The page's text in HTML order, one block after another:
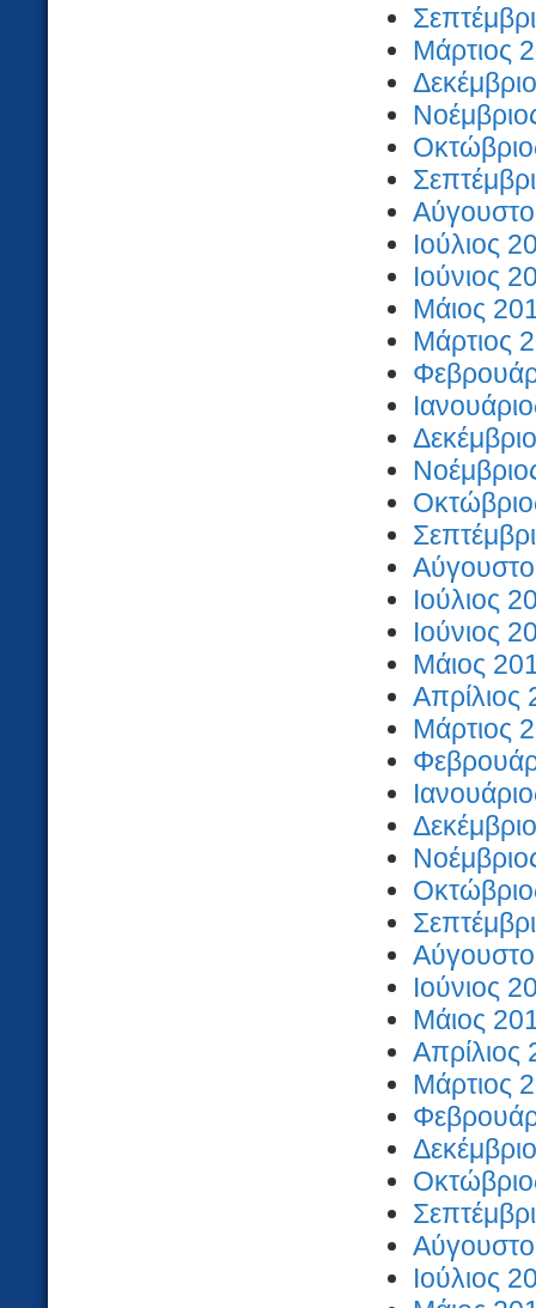
Μάρτιος
Ιούλιος
Ιούνιος
Μάιος
Μάρτιος
Ιούλιος
Ιούνιος
Μάιος
Απρίλιος
Μάρτιος
Ιούνιος
Μάιος
Απρίλιος
Μάρτιος
Ιούλιος